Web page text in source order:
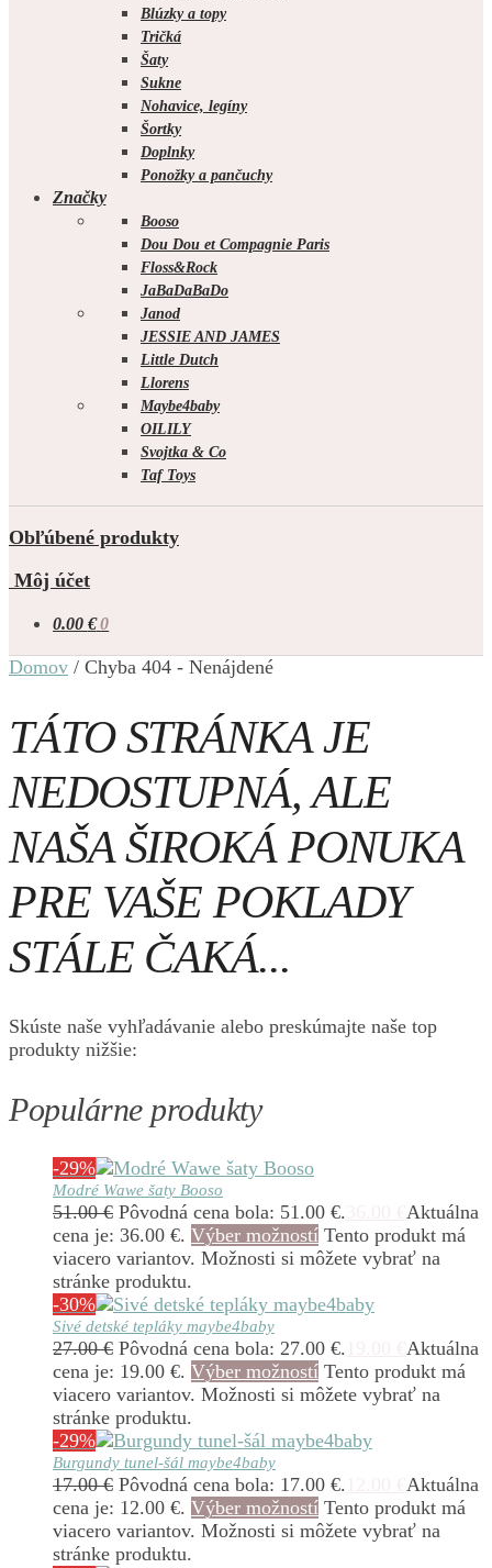
Blúzky a topy
Tričká
Šaty
Sukne
Nohavice, legíny
Šortky
Doplnky
Ponožky a pančuchy
Značky
Booso
Dou Dou et Compagnie Paris
Floss&Rock
JaBaDaBaDo
Janod
JESSIE AND JAMES
Little Dutch
Llorens
Maybe4baby
OILILY
Svojtka & Co
Taf Toys
Obľúbené produkty
Môj účet
0.00 € 0
Domov / Chyba 404 - Nenájdené
TÁTO STRÁNKA JE
NEDOSTUPNÁ, ALE
NAŠA ŠIROKÁ PONUKA
PRE VAŠE POKLADY
STÁLE ČAKÁ...
Skúste naše vyhľadávanie alebo preskúmajte naše top
produkty nižšie:
Populárne produkty
-29%
Modré Wawe šaty Booso
51.00€ Pôvodná cena bola: 51.00 €.
Aktuálna
cena je: 36.00 €. Výber možností Tento produkt má
viacero variantov. Možnosti si môžete vybrať na
stránke produktu.
-30%
Sivé detské tepláky maybe4baby
27.00€ Pôvodná cena bola: 27.00 €.
Aktuálna
cena je: 19.00 €. Výber možností Tento produkt má
viacero variantov. Možnosti si môžete vybrať na
stránke produktu.
-29%
Burgundy tunel-šál maybe4baby
17.00€ Pôvodná cena bola: 17.00 €.
Aktuálna
cena je: 12.00 €. Výber možností Tento produkt má
viacero variantov. Možnosti si môžete vybrať na
stránke produktu.